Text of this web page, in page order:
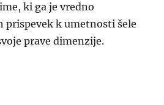
ki ga je vredno
prispevek k umetnosti šele
prave dimenzije.